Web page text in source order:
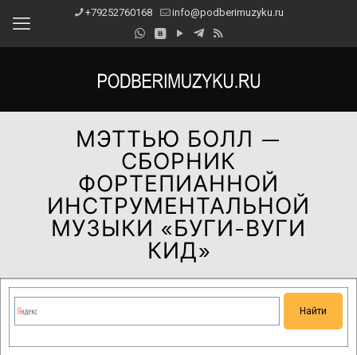
+79252760168 info@podberimuzyku.ru
МЭТТЬЮ БОЛЛ —
СБОРНИК
ФОРТЕПИАННОЙ
ИНСТРУМЕНТАЛЬНОЙ
МУЗЫКИ «БУГИ-ВУГИ
КИД»